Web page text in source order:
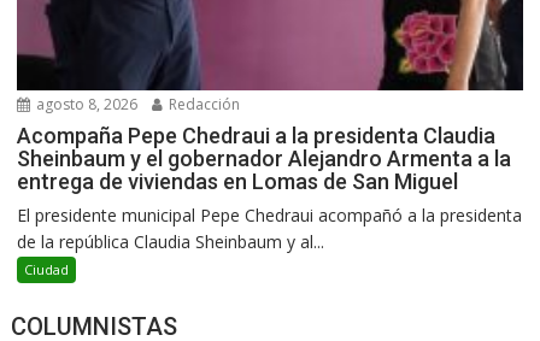
agosto 8, 2026 Redacción
Acompaña Pepe Chedraui a la presidenta Claudia
Sheinbaum y el gobernador Alejandro Armenta a la
entrega de viviendas en Lomas de San Miguel
El presidente municipal Pepe Chedraui acompañó a la presidenta
de la república Claudia Sheinbaum y al...
Ciudad
COLUMNISTAS